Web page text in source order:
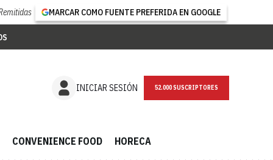
MARCAR COMO FUENTE PREFERIDA EN GOOGLE
INICIAR SESIÓN NEWSLETTER
CONVENIENCE FOOD HORECA